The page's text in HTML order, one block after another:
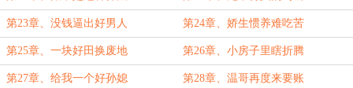
第23章、没钱逼出好男人 第24章、娇生惯养难吃苦
第25章、一块好田换废地 第26章、小房子里瞎折腾
第27章、给我一个好孙媳 第28章、温哥再度来要账